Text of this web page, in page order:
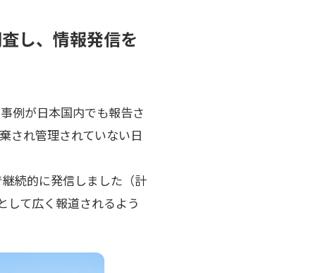
し、情報発信を
例が日本国内でも報告さ
され管理されていない日
続的に発信しました（計
して広く報道されるよう